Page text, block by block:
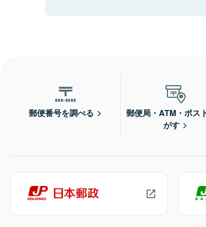
郵便番号を調べる
郵便局・ATM・ポス
がす